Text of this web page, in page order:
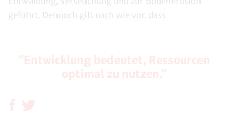
geführt. Dennoch gilt nach wie vor, dass